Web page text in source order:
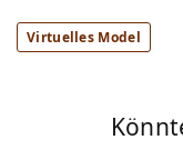
Virtuelles Model